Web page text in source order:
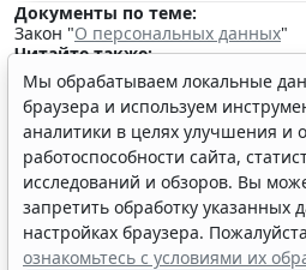
Документы по теме:
Закон "О персональных данных"
Читайте также:
Прием на работу: как законно
ужесточения ответственности за
законодательства о персональных
Политика конфиденциальности
составить и где разместить
Новые номенклатуры для
вступят в силу с осени
Процедуру приостановки или
продукции оптимизируют
Мы обрабатываем локальные
браузера и используем
аналитики в целях улучшения и
работоспособности сайта,
исследований и обзоров. Вы
запретить обработку указанных
настройках браузера.
ознакомьтесь с условиями их